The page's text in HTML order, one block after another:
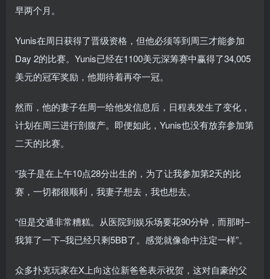
早两个月。
Yunis在周日获得了晋级资格，但他必须等到周三才能参加
Day 2的比赛。Yunis已经在1100美元深筹赛中赢得了34,005
美元的冠军奖励，他期待着再夺一冠。
然而，他的妻子在周一给他发信息后，日程表发生了变化，
计划在周三进行剖腹产。即便如此，Yunis也没有放弃参加第
二天的比赛。
“孩子是在上午10点28分出生的，为了让我参加第2天的比
赛，一切都很顺利，我妻子想去，我也想去。
“但是交通非常糟糕。从医院到娱乐场要花90分钟，而那时–
我算了一下–我已经只剩5BB了。感觉就像命中注定一样”。
众多扑克玩家在X上向这位新爸爸表示祝贺，这对自豪的父